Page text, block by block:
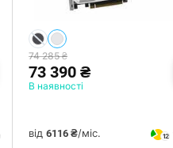
74 285 ₴
73 390 ₴
В наявності
від6116 ₴/міс. 12